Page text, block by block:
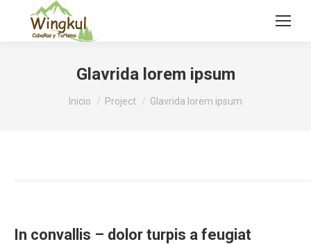
Glavrida lorem ipsum
Estás aquí:
Inicio Project Glavrida lorem ipsum
In convallis – dolor turpis a feugiat